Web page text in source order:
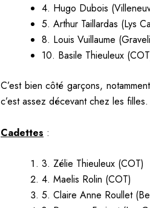
4. Hugo Dubois
5. Arthur Taillardas (Lys
8. Louis Vuillaume
10. Basile Thieuleux
C’est bien côté garçons,
c’est assez décevant chez les filles.
Cadettes :
3. Zélie Thieuleux (COT)
4. Maelis Rolin (COT)
5. Claire Anne Roullet